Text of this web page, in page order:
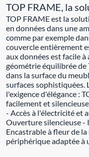
TOP FRAME, la
TOP FRAME est la
en données dans une
comme par exemple
couvercle entièrement
aux données est facile
géométrie équilibrée de
dans la surface du
surfaces sophistiquées.
l'exigence d'élégance :
facilement et
- Accès à l'électricité et
Ouverture silencieuse -
Encastrable à fleur de
périphérique adaptée à